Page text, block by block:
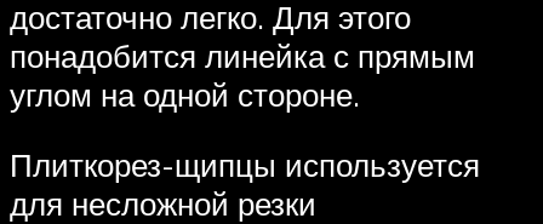
достаточно легко. Для этого
понадобится линейка с прямым
углом на одной стороне.
Плиткорез-щипцы используется
для несложной резки